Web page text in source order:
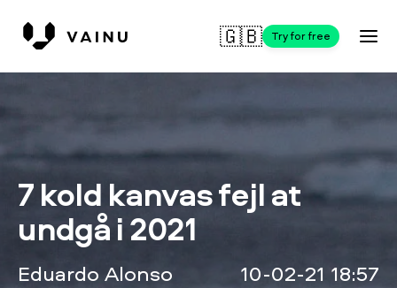
🇬🇧 Try for free
7 kold kanvas fejl at
undgå i 2021
Eduardo Alonso 10-02-21 18:57